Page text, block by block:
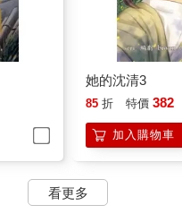
她的沈清3
85 折 特價 382
加入購物車
看更多